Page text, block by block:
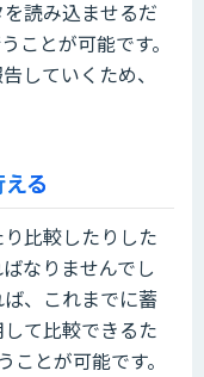
読み込ませるだ
ことが可能です。
していくため、
る
比較したりした
なりませんでし
、これまでに蓄
て比較できるた
とが可能です。